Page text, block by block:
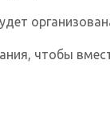
чтобы